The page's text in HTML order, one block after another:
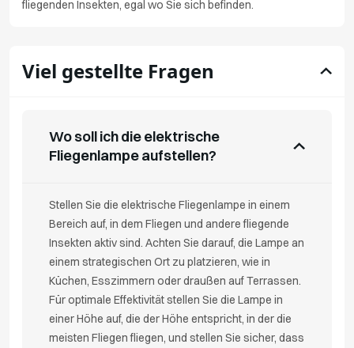
fliegenden Insekten, egal wo Sie sich befinden.
Viel gestellte Fragen
Wo soll ich die elektrische
Fliegenlampe aufstellen?
Stellen Sie die elektrische Fliegenlampe in einem
Bereich auf, in dem Fliegen und andere fliegende
Insekten aktiv sind. Achten Sie darauf, die Lampe an
einem strategischen Ort zu platzieren, wie in
Küchen, Esszimmern oder draußen auf Terrassen.
Für optimale Effektivität stellen Sie die Lampe in
einer Höhe auf, die der Höhe entspricht, in der die
meisten Fliegen fliegen, und stellen Sie sicher, dass